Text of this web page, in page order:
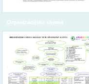
Organizacijska shema